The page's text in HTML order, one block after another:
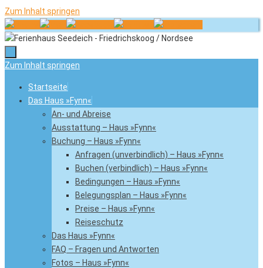
Zum Inhalt springen
Zum Inhalt springen
Startseite
Das Haus »Fynn«
An- und Abreise
Ausstattung – Haus »Fynn«
Buchung – Haus »Fynn«
Anfragen (unverbindlich) – Haus »Fynn«
Buchen (verbindlich) – Haus »Fynn«
Bedingungen – Haus »Fynn«
Belegungsplan – Haus »Fynn«
Preise – Haus »Fynn«
Reiseschutz
Das Haus »Fynn«
FAQ – Fragen und Antworten
Fotos – Haus »Fynn«